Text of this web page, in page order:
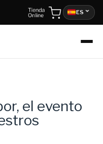
ES
el evento